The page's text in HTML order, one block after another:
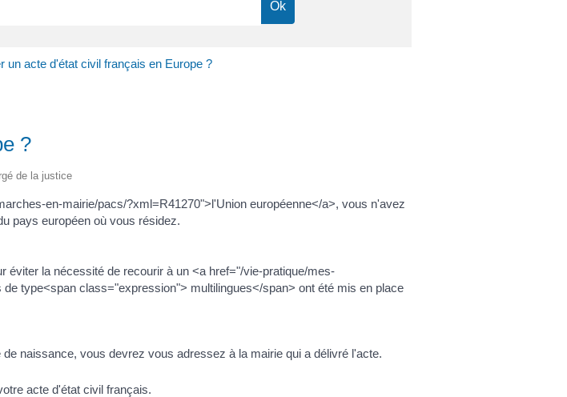
un acte d'état civil français en Europe ?
?
de la justice
en-mairie/pacs/?xml=R41270">l'Union européenne</a>, vous n'avez
pays européen où vous résidez.
éviter la nécessité de recourir à un <a href="/vie-pratique/mes-
type<span class="expression"> multilingues</span> ont été mis en place
naissance, vous devrez vous adressez à la mairie qui a délivré l'acte.
acte d'état civil français.